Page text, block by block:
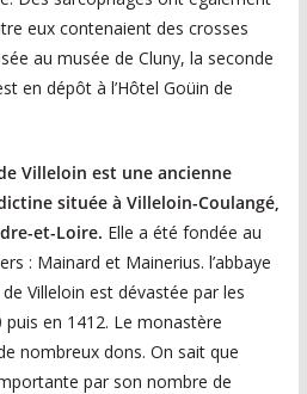
eux contenaient des crosses
au musée de Cluny, la seconde
en dépôt à l’Hôtel Goüin de
Villeloin est une ancienne
située à Villeloin-Coulangé,
et-Loire. Elle a été fondée au
: Mainard et Mainerius. l’abbaye
Villeloin est dévastée par les
en 1412. Le monastère
nombreux dons. On sait que
par son nombre de